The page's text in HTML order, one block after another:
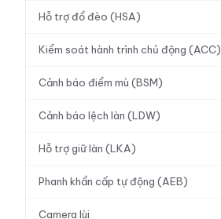
Hỗ trợ đổ đèo (HSA)
Kiểm soát hành trình chủ động (ACC)
Cảnh báo điểm mù (BSM)
Cảnh báo lệch làn (LDW)
Hỗ trợ giữ làn (LKA)
Phanh khẩn cấp tự động (AEB)
Camera lùi